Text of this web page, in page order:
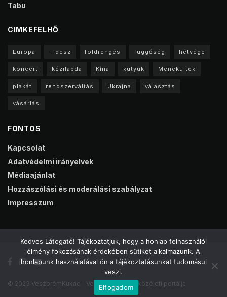
Tabu
CIMKEFELHŐ
Europa Fidesz földrengés függőség hétvége
koncert kézilabda Kína kütyük Menekültek
plakát rendszerváltás Ukrajna választás
vásárlás
FONTOS
Kapcsolat
Adatvédelmi irányelvek
Médiaajánlat
Hozzászólási és moderálási szabályzat
Impresszum
© 2023 VeszprémKukac - Veszprém online közéleti portálja
Kedves Látogató! Tájékoztatjuk, hogy a honlap felhasználói
élmény fokozásának érdekében sütiket alkalmazunk. A
honlapunk használatával ön a tájékoztatásunkat tudomásul
veszi.
Elfogadom